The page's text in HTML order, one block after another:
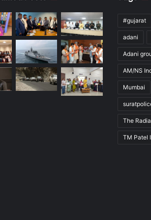
#gujarat
adani
Adani
AM/NS
Mumbai
The
TM Patel